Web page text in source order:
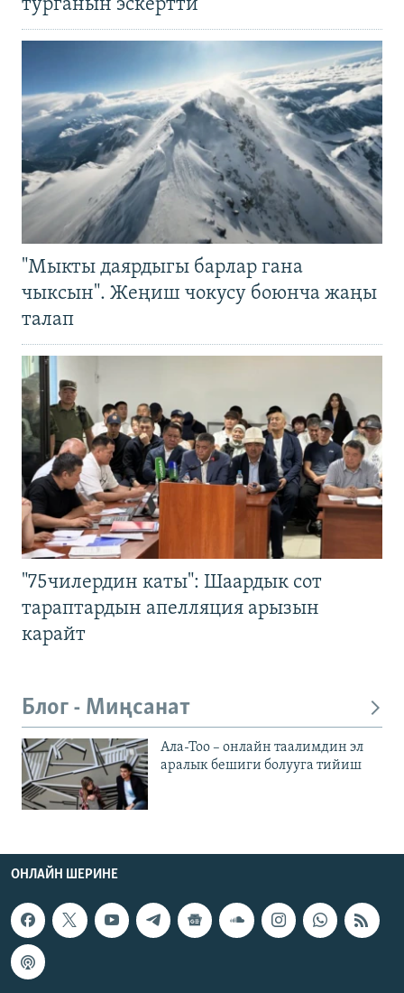
турганын эскертти
"Мыкты даярдыгы барлар гана
чыксын". Жеңиш чокусу боюнча жаңы
талап
"75чилердин каты": Шаардык сот
тараптардын апелляция арызын
карайт
Блог - Миңсанат
Ала-Тоо – онлайн таалимдин эл
аралык бешиги болууга тийиш
ОНЛАЙН ШЕРИНЕ